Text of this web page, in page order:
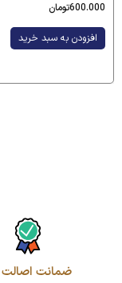
600.000تومان
افزودن به سبد خرید
ضمانت اصالت